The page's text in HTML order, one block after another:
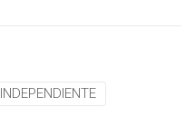
INDEPENDIENTE